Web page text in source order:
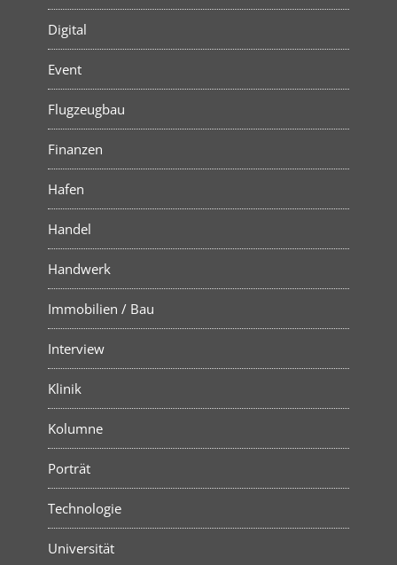
Digital
Event
Flugzeugbau
Finanzen
Hafen
Handel
Handwerk
Immobilien / Bau
Interview
Klinik
Kolumne
Porträt
Technologie
Universität